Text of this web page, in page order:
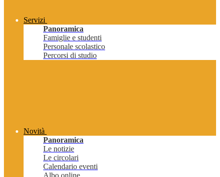
Servizi
Panoramica
Famiglie e studenti
Personale scolastico
Percorsi di studio
Novità
Panoramica
Le notizie
Le circolari
Calendario eventi